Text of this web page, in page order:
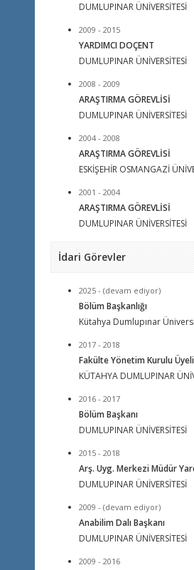
DUMLUPINAR ÜNİVERSİTESİ
2009 - 2015
YARDIMCI DOÇENT
DUMLUPINAR ÜNİVERSİTESİ
2008 - 2009
ARAŞTIRMA GÖREVLİSİ
DUMLUPINAR ÜNİVERSİTESİ
2004 - 2008
ARAŞTIRMA GÖREVLİSİ
ESKİŞEHİR OSMANGAZİ
2001 - 2004
ARAŞTIRMA GÖREVLİSİ
DUMLUPINAR ÜNİVERSİTESİ
İdari Görevler
2025 - (devam ediyor)
Bölüm Başkanlığı
Kütahya Dumlupınar
2017 - 2018
Fakülte Yönetim Kurulu
KÜTAHYA DUMLUPINAR
2016 - 2017
Bölüm Başkanı
DUMLUPINAR ÜNİVERSİTESİ
2015 - 2018
Arş. Uyg. Merkezi Müdür
DUMLUPINAR ÜNİVERSİTESİ
2009 - (devam ediyor)
Anabilim Dalı Başkanı
DUMLUPINAR ÜNİVERSİTESİ
2009 - 2016